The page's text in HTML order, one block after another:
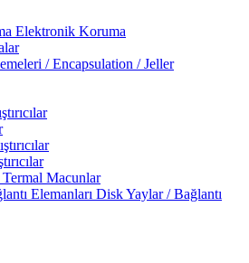
Elektronik Koruma
/ Encapsulation / Jeller
Termal Macunlar
Disk Yaylar / Bağlantı